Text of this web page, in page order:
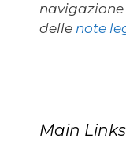
delle note
Main